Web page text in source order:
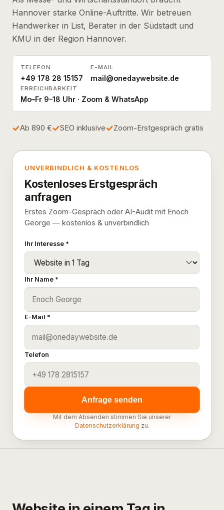
Hannover starke Online-Auftritte. Wir betreuen
Handwerker in List, Berater in der Südstadt und
KMU in der Region Hannover.
TELEFON
+49 178 28 15157
E-MAIL
mail@onedaywebsite.de
ERREICHBARKEIT
Mo–Fr 9–18 Uhr · Zoom & WhatsApp
Ab 890 € SEO inklusive Zoom-Erstgespräch gratis
UNVERBINDLICH & KOSTENLOS
Kostenloses Erstgespräch
anfragen
Erstes Zoom-Gespräch oder AI-Audit mit Enoch
George — kostenlos & unverbindlich
Ihr Interesse *
Ihr Name *
E-Mail *
Telefon
Anfrage senden
Mit dem Absenden stimmen Sie unserer
Datenschutzerklärung zu.